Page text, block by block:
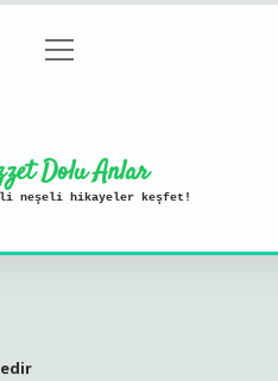
Politikası
menüyü
aç
Dolu Anlar
neşeli hikayeler keşfet!